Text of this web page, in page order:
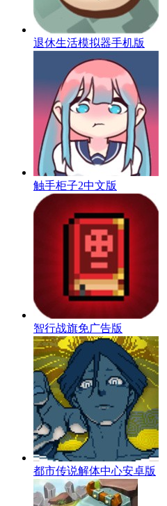
退休生活模拟器手机版
触手柜子2中文版
智行战旗免广告版
都市传说解体中心安卓版